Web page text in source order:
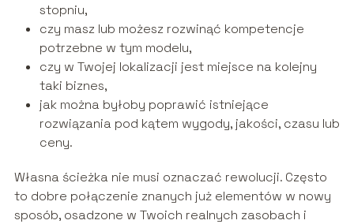
stopniu,
czy masz lub możesz rozwinąć kompetencje
potrzebne w tym modelu,
czy w Twojej lokalizacji jest miejsce na kolejny
taki biznes,
jak można byłoby poprawić istniejące
rozwiązania pod kątem wygody, jakości, czasu lub
ceny.
Własna ścieżka nie musi oznaczać rewolucji. Często
to dobre połączenie znanych już elementów w nowy
sposób, osadzone w Twoich realnych zasobach i